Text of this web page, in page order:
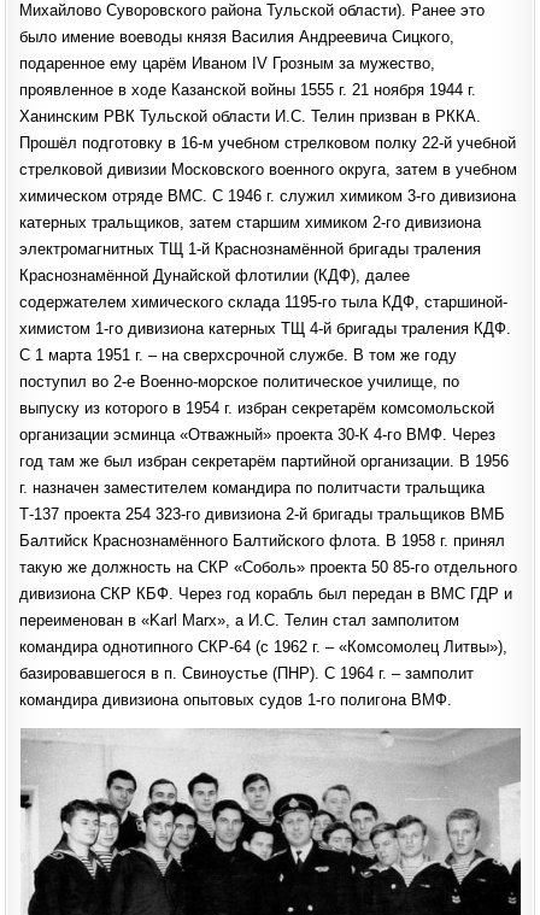
Михайлово Суворовского района Тульской области). Ранее это
было имение воеводы князя Василия Андреевича Сицкого,
подаренное ему царём Иваном IV Грозным за мужество,
проявленное в ходе Казанской войны 1555 г. 21 ноября 1944 г.
Ханинским РВК Тульской области И.С. Телин призван в РККА.
Прошёл подготовку в 16-м учебном стрелковом полку 22-й учебной
стрелковой дивизии Московского военного округа, затем в учебном
химическом отряде ВМС. С 1946 г. служил химиком 3-го дивизиона
катерных тральщиков, затем старшим химиком 2-го дивизиона
электромагнитных ТЩ 1-й Краснознамённой бригады траления
Краснознамённой Дунайской флотилии (КДФ), далее
содержателем химического склада 1195-го тыла КДФ, старшиной-
химистом 1-го дивизиона катерных ТЩ 4-й бригады траления КДФ.
С 1 марта 1951 г. – на сверхсрочной службе. В том же году
поступил во 2-е Военно-морское политическое училище, по
выпуску из которого в 1954 г. избран секретарём комсомольской
организации эсминца «Отважный» проекта 30-К 4-го ВМФ. Через
год там же был избран секретарём партийной организации. В 1956
г. назначен заместителем командира по политчасти тральщика
Т-137 проекта 254 323-го дивизиона 2-й бригады тральщиков ВМБ
Балтийск Краснознамённого Балтийского флота. В 1958 г. принял
такую же должность на СКР «Соболь» проекта 50 85-го отдельного
дивизиона СКР КБФ. Через год корабль был передан в ВМС ГДР и
переименован в «Karl Marx», а И.С. Телин стал замполитом
командира однотипного СКР-64 (с 1962 г. – «Комсомолец Литвы»),
базировавшегося в п. Свиноустье (ПНР). С 1964 г. – замполит
командира дивизиона опытовых судов 1-го полигона ВМФ.